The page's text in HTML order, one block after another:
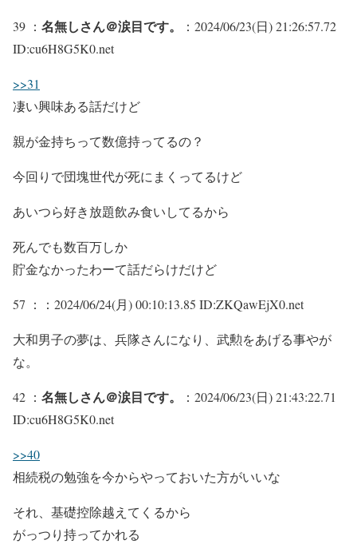
39 ： 名無しさん＠涙目です。
：2024/06/23(日) 21:26:57.72
ID:cu6H8G5K0.net
>>31
凄い興味ある話だけど
親が金持ちって数億持ってるの？
今回りで団塊世代が死にまくってるけど
あいつら好き放題飲み食いしてるから
死んでも数百万しか
貯金なかったわーて話だらけだけど
57 ： ：2024/06/24(月) 00:10:13.85 ID:ZKQawEjX0.net
大和男子の夢は、兵隊さんになり、武勲をあげる事やが
な。
42 ： 名無しさん＠涙目です。
：2024/06/23(日) 21:43:22.71
ID:cu6H8G5K0.net
>>40
相続税の勉強を今からやっておいた方がいいな
それ、基礎控除越えてくるから
がっつり持ってかれる